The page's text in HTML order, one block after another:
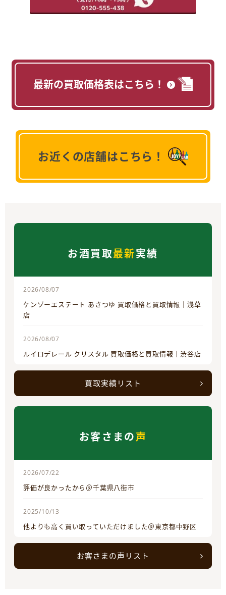
最新の買取価格表はこちら！
お近くの店舗はこちら！
お酒買取最新実績
2026/08/07
ケンゾーエステート あさつゆ 買取価格と買取情報｜浅草
店
2026/08/07
ルイロデレール クリスタル 買取価格と買取情報｜渋谷店
買取実績リスト
お客さまの声
2026/07/22
評価が良かったから＠千葉県八街市
2025/10/13
他よりも高く買い取っていただけました＠東京都中野区
お客さまの声リスト